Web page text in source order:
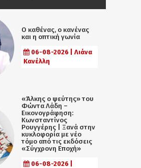
Ο καθένας, ο κανένας
και η οπτική γωνία
06-08-2026 | Λιάνα
Κανέλλη
«Άλκης ο ψεύτης» του
Φώντα Λάδη –
Εικονογράφηση:
Κωνσταντίνος
Ρουγγέρης | Ξανά στην
κυκλοφορία με νέο
τόμο από τις εκδόσεις
«Σύγχρονη Εποχή»
06-08-2026 |